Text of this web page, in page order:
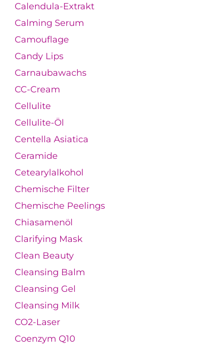
Calendula-Extrakt
Calming Serum
Camouflage
Candy Lips
Carnaubawachs
CC-Cream
Cellulite
Cellulite-Öl
Centella Asiatica
Ceramide
Cetearylalkohol
Chemische Filter
Chemische Peelings
Chiasamenöl
Clarifying Mask
Clean Beauty
Cleansing Balm
Cleansing Gel
Cleansing Milk
CO2-Laser
Coenzym Q10